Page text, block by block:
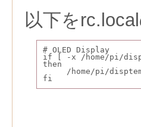
以下を
# OLED Display
if [ -x /home/pi/
then
/home/pi/
fi